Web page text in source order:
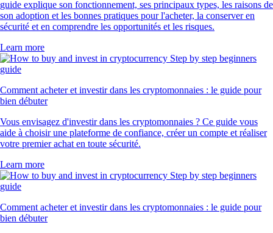
guide explique son fonctionnement, ses principaux types, les raisons de
son adoption et les bonnes pratiques pour l'acheter, la conserver en
sécurité et en comprendre les opportunités et les risques.
Learn more
Comment acheter et investir dans les cryptomonnaies : le guide pour
bien débuter
Vous envisagez d'investir dans les cryptomonnaies ? Ce guide vous
aide à choisir une plateforme de confiance, créer un compte et réaliser
votre premier achat en toute sécurité.
Learn more
Comment acheter et investir dans les cryptomonnaies : le guide pour
bien débuter